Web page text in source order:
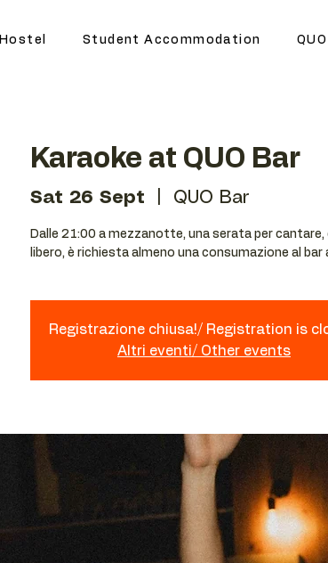
Hostel Student Accommodation
Karaoke at QUO Bar
Sat 26 Sept QUO Bar
Dalle 21:00 a mezzanotte, una serata per
libero, è richiesta almeno una consumazione al bar
Registrazione chiusa!/ Registration is
Altri eventi/ Other events